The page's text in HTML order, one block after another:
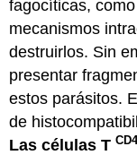
fagocíticas,
mecanismos
destruirlos. Sin
presentar
estos parásitos.
de
Las células T